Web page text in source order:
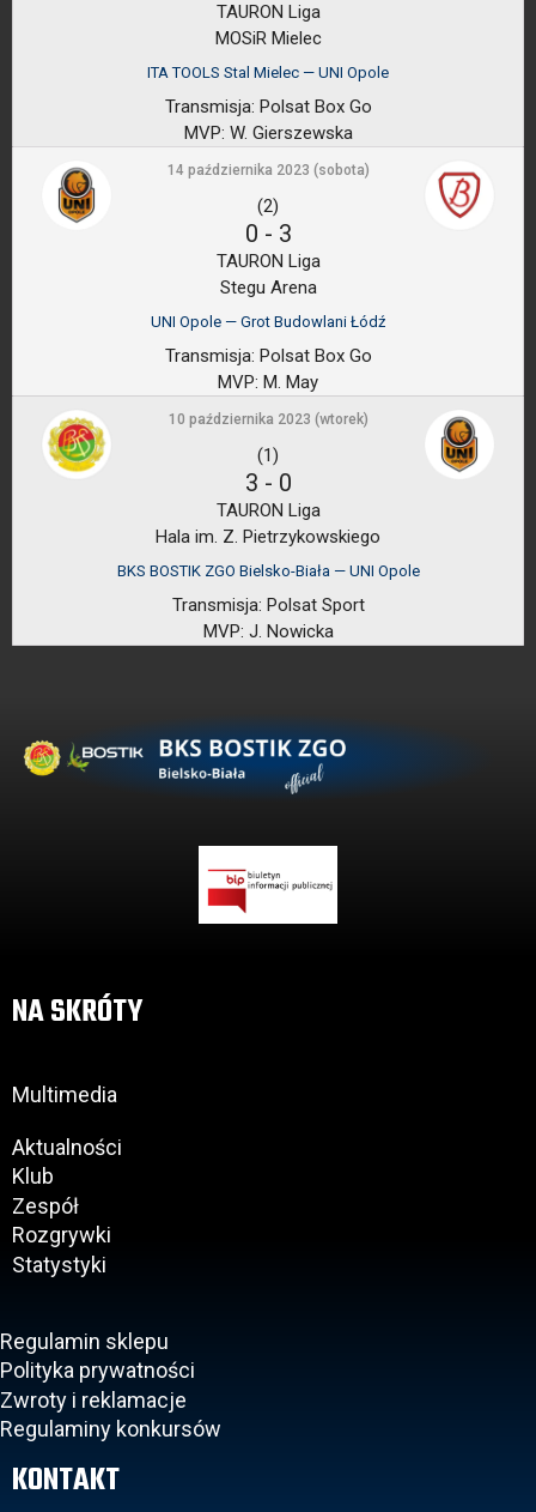
TAURON Liga
MOSiR Mielec
ITA TOOLS Stal Mielec — UNI Opole
Transmisja: Polsat Box Go
MVP: W. Gierszewska
14 października 2023 (sobota)
(2)
0 - 3
TAURON Liga
Stegu Arena
UNI Opole — Grot Budowlani Łódź
Transmisja: Polsat Box Go
MVP: M. May
10 października 2023 (wtorek)
(1)
3 - 0
TAURON Liga
Hala im. Z. Pietrzykowskiego
BKS BOSTIK ZGO Bielsko-Biała — UNI Opole
Transmisja: Polsat Sport
MVP: J. Nowicka
NA SKRÓTY
Multimedia
Aktualności
Klub
Zespół
Rozgrywki
Statystyki
Regulamin sklepu
Polityka prywatności
Zwroty i reklamacje
Regulaminy konkursów
KONTAKT